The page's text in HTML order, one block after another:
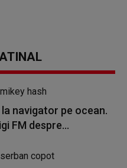
navigator pe ocean.
FM despre...